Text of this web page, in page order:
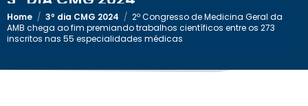
Home / 3º dia CMG 2024 / 2º Congresso de Medicina Geral da
AMB chega ao fim premiando trabalhos científicos entre os 273
inscritos nas 55 especialidades médicas